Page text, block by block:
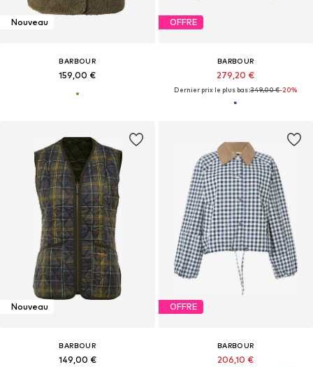
Nouveau
BARBOUR
159,00 €
OFFRE
BARBOUR
279,20 €
Dernier prix le plus bas :349,00 €-20%
Nouveau
BARBOUR
149,00 €
OFFRE
BARBOUR
206,10 €